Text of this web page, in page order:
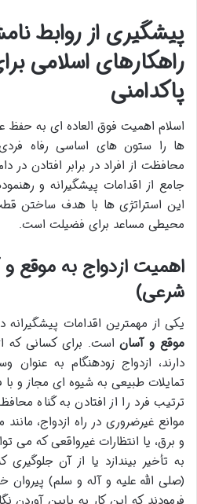
پیشگیری از روابط
راهکارهای اسلامی
پاکدامنی
اسلام اهمیت فوق العاده ای به
ها را ستون های اساسی رفاه
محافظت از افراد در برابر افتادن در
جامع از اقدامات پیشگیرانه و
این استراتژی ها با هدف ساختن
محیطی مساعد برای فضیلت است.
اهمیت ازدواج به موقع
شرعی)
یکی از مهمترین اقدامات پیشگیرانه
موقع و آساناست. برای کسانی که
دارند، ازدواج زودهنگام به عنوان
تمایلات طبیعی به شیوه ای مجاز و
ترتیب فرد را از افتادن به گناه
موانع غیرضروری در راه ازدواج،
و برق، یا انتظارات غیرواقعی که می
به تأخیر بیندازد یا از آن جلوگیری
(صلی الله علیه و آله و سلم) پیروان